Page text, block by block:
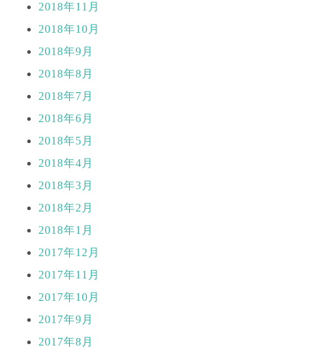
2018年11月
2018年10月
2018年9月
2018年8月
2018年7月
2018年6月
2018年5月
2018年4月
2018年3月
2018年2月
2018年1月
2017年12月
2017年11月
2017年10月
2017年9月
2017年8月